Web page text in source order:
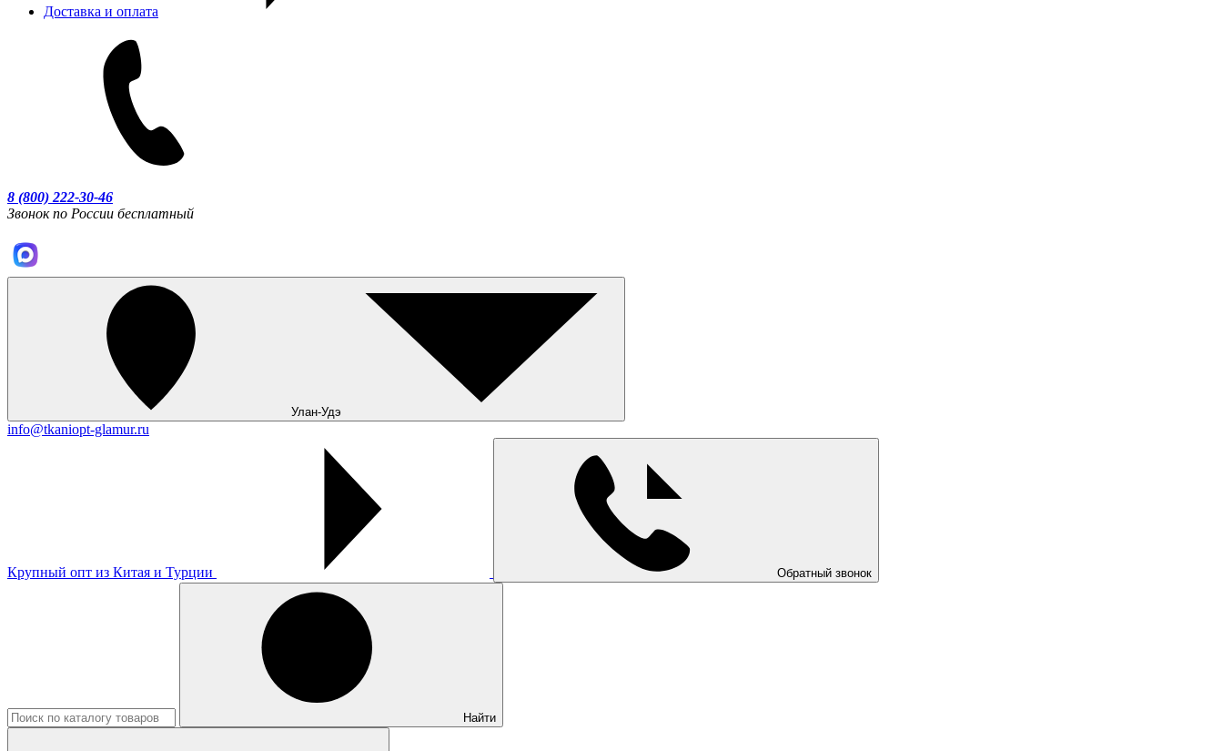
Доставка и оплата
8 (800) 222-30-46
Звонок по России бесплатный
Улан-Удэ
info@tkaniopt-glamur.ru
Крупный опт из Китая и Турции Обратный звонок
Найти